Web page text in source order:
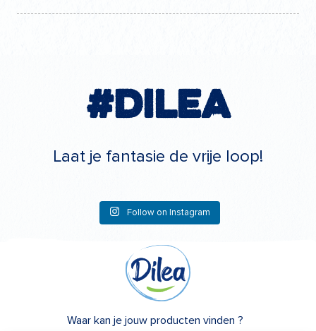
#Dilea
Laat je fantasie de vrije loop!
Follow on Instagram
Waar kan je jouw producten vinden ?